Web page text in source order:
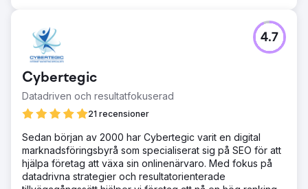
Cybertegic
Datadriven och resultatfokuserad
21 recensioner
4.7
Sedan början av 2000 har Cybertegic varit en digital
marknadsföringsbyrå som specialiserat sig på SEO för att
hjälpa företag att växa sin onlinenärvaro. Med fokus på
datadrivna strategier och resultatorienterade